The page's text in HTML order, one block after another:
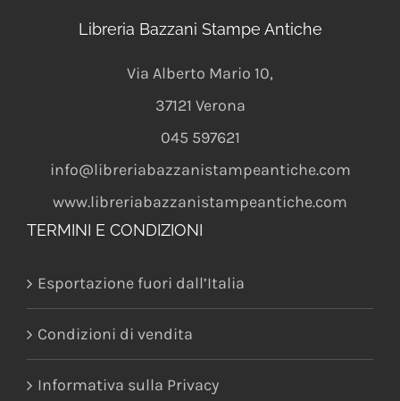
Libreria Bazzani Stampe Antiche
Via Alberto Mario 10,
37121 Verona
045 597621
info@libreriabazzanistampeantiche.com
www.libreriabazzanistampeantiche.com
TERMINI E CONDIZIONI
Esportazione fuori dall’Italia
Condizioni di vendita
Informativa sulla Privacy